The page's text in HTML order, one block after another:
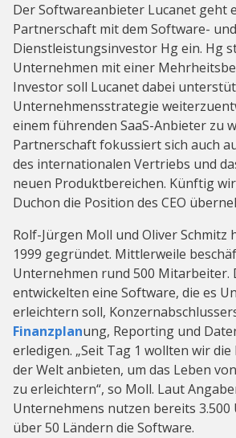
Der Softwareanbieter Lucanet geht
Partnerschaft mit dem Software- und
Dienstleistungsinvestor Hg ein. Hg
Unternehmen mit einer
Investor soll Lucanet dabei
Unternehmensstrategie
einem führenden SaaS-Anbieter zu
Partnerschaft fokussiert sich auch
des internationalen Vertriebs und
neuen Produktbereichen. Künftig
Duchon die Position des CEO
Rolf-Jürgen Moll und Oliver Schmitz
1999 gegründet. Mittlerweile
Unternehmen rund 500 Mitarbeiter.
entwickelten eine Software, die es
erleichtern soll,
Finanzplanung, Reporting und
erledigen. „Seit Tag 1 wollten wir
der Welt anbieten, um das Leben
zu erleichtern“, so Moll. Laut
Unternehmens nutzen bereits
über 50 Ländern die Software.